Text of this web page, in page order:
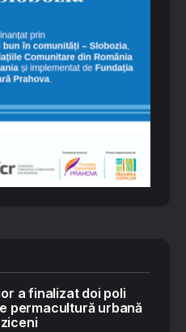
a finalizat doi poli
permacultură urbană